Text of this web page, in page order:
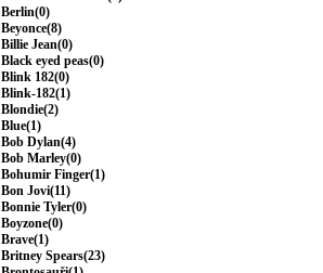
Berlin(0)
Beyonce(8)
Billie Jean(0)
Black eyed peas(0)
Blink 182(0)
Blink-182(1)
Blondie(2)
Blue(1)
Bob Dylan(4)
Bob Marley(0)
Bohumir Finger(1)
Bon Jovi(11)
Bonnie Tyler(0)
Boyzone(0)
Brave(1)
Britney Spears(23)